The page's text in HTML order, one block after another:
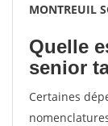
MONTREUIL
Quelle
senior
Certaines